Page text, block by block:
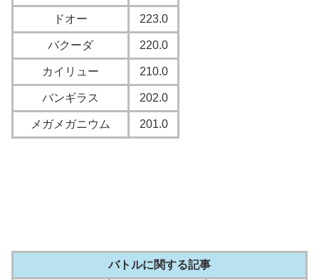
ドオー 223.0
バクーダ 220.0
カイリュー 210.0
バンギラス 202.0
メガメガニウム 201.0
バトルに関する記事